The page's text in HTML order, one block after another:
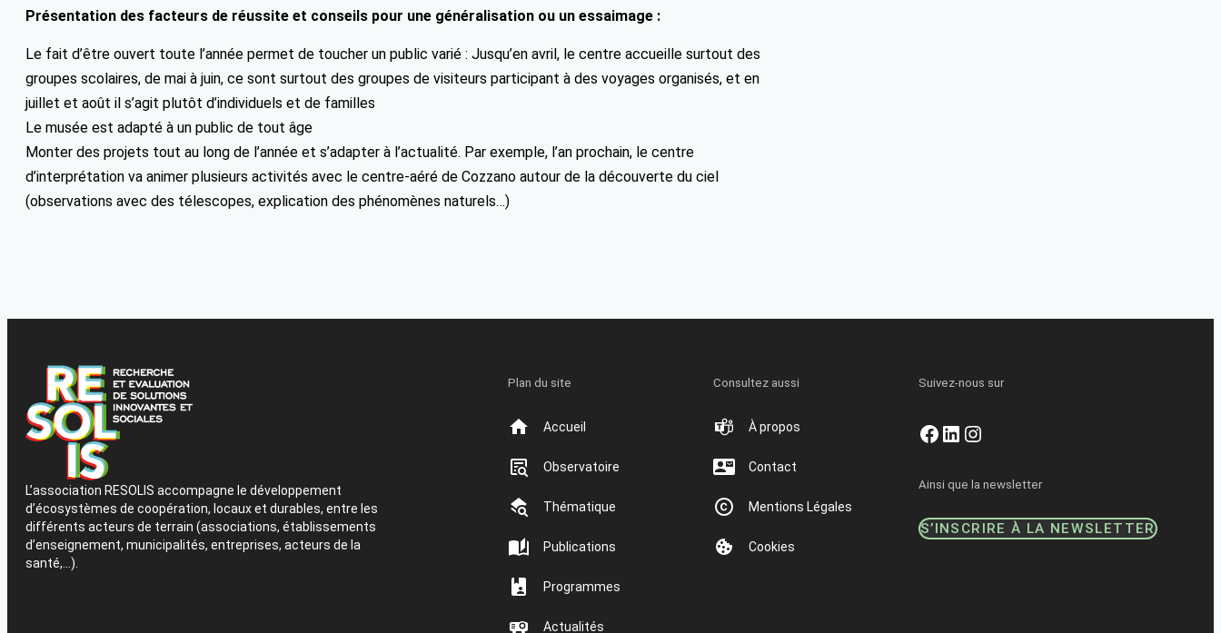
Présentation des facteurs de réussite et conseils pour une généralisation ou un essaimage :
Le fait d’être ouvert toute l’année permet de toucher un public varié : Jusqu’en avril, le centre accueille surtout des
groupes scolaires, de mai à juin, ce sont surtout des groupes de visiteurs participant à des voyages organisés, et en
juillet et août il s’agit plutôt d’individuels et de familles
Le musée est adapté à un public de tout âge
Monter des projets tout au long de l’année et s’adapter à l’actualité. Par exemple, l’an prochain, le centre
d’interprétation va animer plusieurs activités avec le centre-aéré de Cozzano autour de la découverte du ciel
(observations avec des télescopes, explication des phénomènes naturels…)
L’association RESOLIS accompagne le développement
d’écosystèmes de coopération, locaux et durables, entre les
différents acteurs de terrain (associations, établissements
d’enseignement, municipalités, entreprises, acteurs de la
santé,…).
Plan du site
Accueil
Observatoire
Thématique
Publications
Programmes
Actualités
Consultez aussi
À propos
Contact
Mentions Légales
Cookies
Suivez-nous sur
Facebook
LinkedIn
Instagram
Ainsi que la newsletter
S’INSCRIRE À LA NEWSLETTER